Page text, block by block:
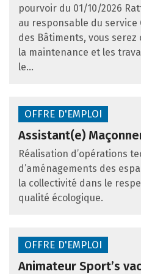
pourvoir du 01/10/2026
au responsable du
des Bâtiments, vous serez
la maintenance et les
le...
OFFRE D'EMPLOI
Assistant(e)
Réalisation d’opérations
d’aménagements des
la collectivité dans le
qualité écologique.
OFFRE D'EMPLOI
Animateur Sport’s